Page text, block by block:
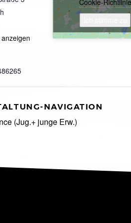
Cookie-Richtlinie
NAVIGATION
(Jug.+ junge Erw.)